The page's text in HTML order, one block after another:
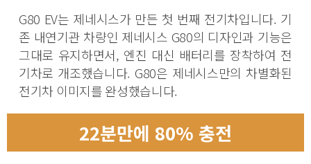
G80 EV는 제네시스가 만든 첫 번째 전기차입니다. 기
존 내연기관 차량인 제네시스 G80의 디자인과 기능은
그대로 유지하면서, 엔진 대신 배터리를 장착하여 전
기차로 개조했습니다. G80은 제네시스만의 차별화된
전기차 이미지를 완성했습니다.
22분만에 80% 충전